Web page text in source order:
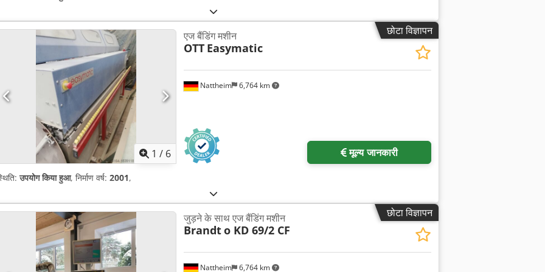
छोटा विज्ञापन
1 / 6
Nattheim 6,764 km
एज बैंडिंग मशीन
OTT Easymatic
मूल्य जानकारी
उपयोग किया हुआ, निर्माण वर्ष: 2001,
छोटा विज्ञापन
Nattheim 6,764 km
जुड़ने के साथ एज बैंडिंग मशीन
Brandto KD 69/2 CF